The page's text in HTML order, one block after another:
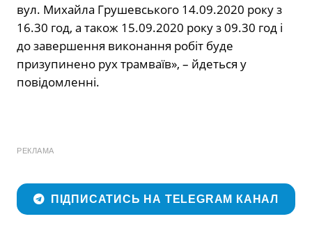
вул. Михайла Грушевського 14.09.2020 року з
16.30 год, а також 15.09.2020 року з 09.30 год і
до завершення виконання робіт буде
призупинено рух трамваїв», – йдеться у
повідомленні.
РЕКЛАМА
ПІДПИСАТИСЬ НА TELEGRAM КАНАЛ